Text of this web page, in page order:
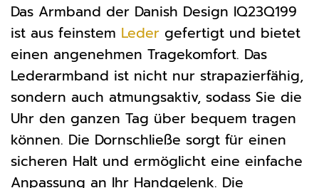
Das Armband der Danish Design IQ23Q199
ist aus feinstem Leder gefertigt und bietet
einen angenehmen Tragekomfort. Das
Lederarmband ist nicht nur strapazierfähig,
sondern auch atmungsaktiv, sodass Sie die
Uhr den ganzen Tag über bequem tragen
können. Die Dornschließe sorgt für einen
sicheren Halt und ermöglicht eine einfache
Anpassung an Ihr Handgelenk. Die